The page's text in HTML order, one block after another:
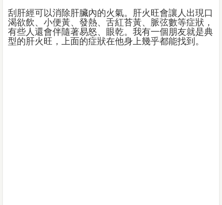
刮肝經可以消除肝臟內的火氣。肝火旺會讓人出現口
渴欲飲、小便黃、發熱、舌紅苔黃、脈弦數等症狀，
有些人還會伴隨著易怒、眼乾。我有一個朋友就是典
型的肝火旺，上面的症狀在他身上幾乎都能找到。